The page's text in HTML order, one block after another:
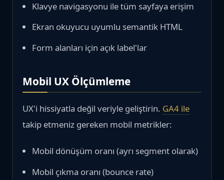
Klavye navigasyonu ile tüm sayfaya erişim
Ekran okuyucu uyumlu semantik HTML
Form alanları için açık label'lar
Mobil UX Ölçümleme
UX'i hissiyatla değil veriyle geliştirin. GA4 ile
takip etmeniz gereken mobil metrikler:
Mobil dönüşüm oranı (ayrı segment olarak)
Mobil çıkma oranı (bounce rate)